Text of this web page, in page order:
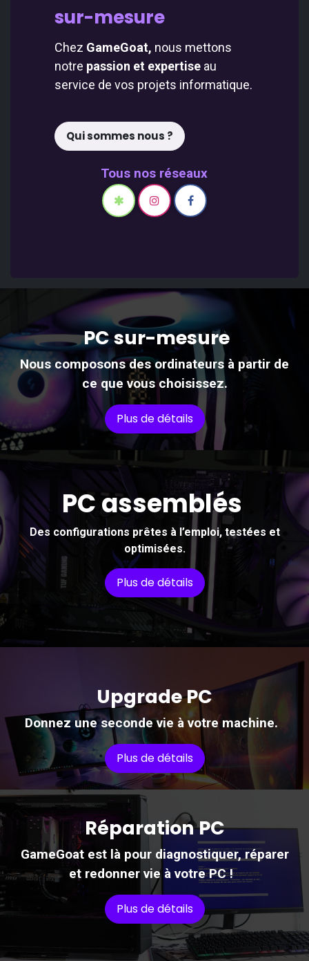
sur-mesure
Chez GameGoat, nous mettons
notre passion et expertise au
service de vos projets informatique.
Qui sommes nous ?
Tous nos réseaux
PC sur-mesure
Nous composons des ordinateurs à partir de
ce que vous choisissez.
Plus de détails
PC assemblés
Des configurations prêtes à l’emploi, testées et
optimisées.
Plus de détails
Upgrade PC
Donnez une seconde vie à votre machine.
Plus de détails
Réparation PC
GameGoat est là pour diagnostiquer, réparer
et redonner vie à votre PC !
Plus de détails